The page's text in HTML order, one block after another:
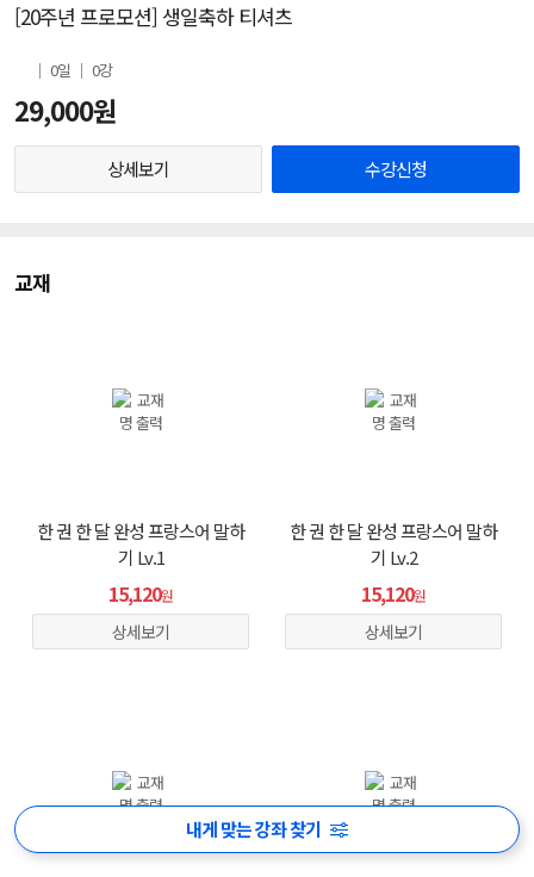
[20주년 프로모션] 생일축하 티셔츠
│ 0일 │ 0강
29,000원
상세보기 수강신청
교재
한 권 한 달 완성 프랑스어 말하
기 Lv.1
15,120원
상세보기
한 권 한 달 완성 프랑스어 말하
기 Lv.2
15,120원
상세보기
내게 맞는 강좌 찾기